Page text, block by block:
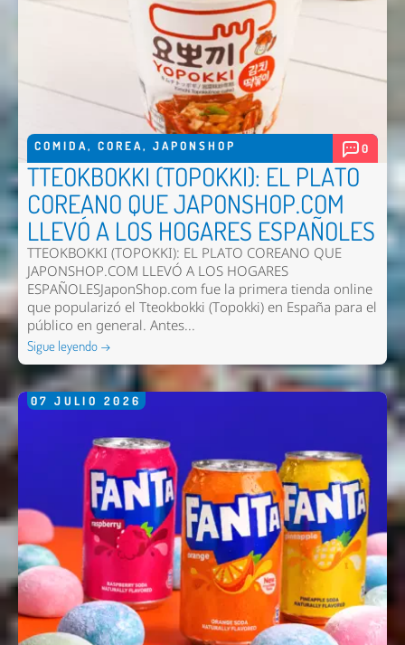
COMIDA, COREA, JAPONSHOP 0
TTEOKBOKKI (TOPOKKI): EL PLATO
COREANO QUE JAPONSHOP.COM
LLEVÓ A LOS HOGARES ESPAÑOLES
TTEOKBOKKI (TOPOKKI): EL PLATO COREANO QUE
JAPONSHOP.COM LLEVÓ A LOS HOGARES
ESPAÑOLESJaponShop.com fue la primera tienda online
que popularizó el Tteokbokki (Topokki) en España para el
público en general. Antes...
Sigue leyendo →
07 JULIO 2026